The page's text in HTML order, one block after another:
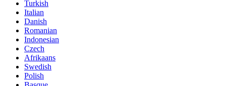
Turkish
Italian
Danish
Romanian
Indonesian
Czech
Afrikaans
Swedish
Polish